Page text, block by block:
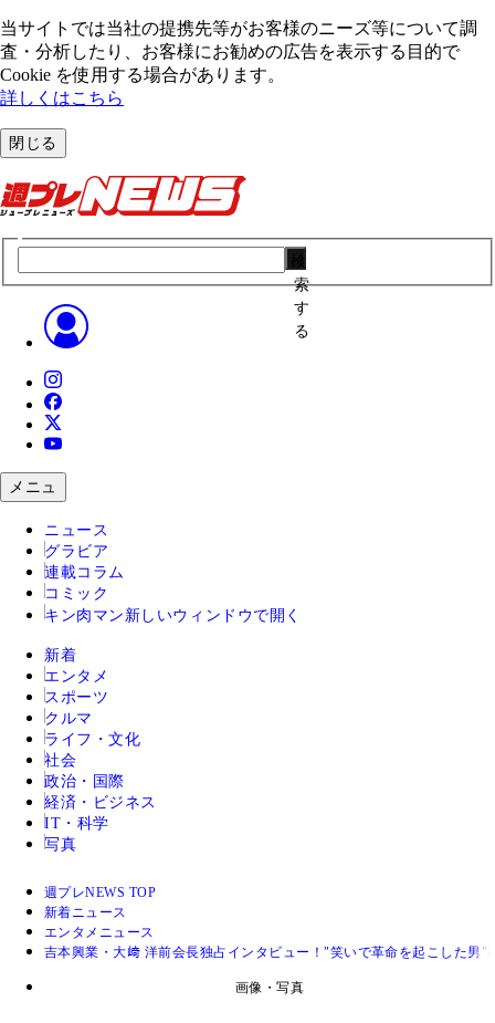
当サイトでは当社の提携先等がお客様のニーズ等について調
査・分析したり、お客様にお勧めの広告を表⽰する⽬的で
Cookie を使⽤する場合があります。
詳しくはこちら
閉じる
索
す
る
メニュ
ニュース
グラビア
連載コラム
コミック
キン肉マン 新しいウィンドウで開く
新着
エンタメ
スポーツ
クルマ
ライフ・文化
社会
政治・国際
経済・ビジネス
IT・科学
写真
週プレNEWS TOP
新着ニュース
エンタメニュース
吉本興業・大﨑 洋前会長独占インタビュー！"笑いで革命を起こした男"
画像・写真